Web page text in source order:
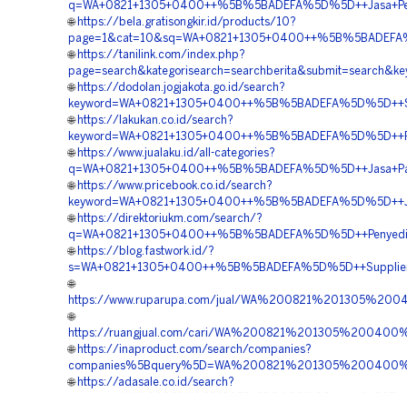
🌐 https://bela.gratisongkir.id/products/10?
🌐 https://tanilink.com/index.php?
🌐 https://dodolan.jogjakota.go.id/search?
🌐 https://lakukan.co.id/search?
🌐 https://www.jualaku.id/all-categories?
🌐 https://www.pricebook.co.id/search?
🌐 https://direktoriukm.com/search/?
🌐 https://blog.fastwork.id/?
🌐
https://www.ruparupa.com/jual/
🌐
https://ruangjual.com/cari/
🌐 https://inaproduct.com/search/companies?
🌐 https://adasale.co.id/search?